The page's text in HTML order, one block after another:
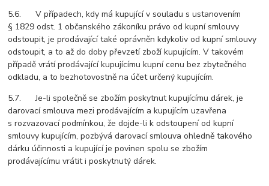
5.6. V případech, kdy má kupující v souladu s ustanovením
§ 1829 odst. 1 občanského zákoníku právo od kupní smlouvy
odstoupit, je prodávající také oprávněn kdykoliv od kupní smlouvy
odstoupit, a to až do doby převzetí zboží kupujícím. V takovém
případě vrátí prodávající kupujícímu kupní cenu bez zbytečného
odkladu, a to bezhotovostně na účet určený kupujícím.
5.7. Je-li společně se zbožím poskytnut kupujícímu dárek, je
darovací smlouva mezi prodávajícím a kupujícím uzavřena
s rozvazovací podmínkou, že dojde-li k odstoupení od kupní
smlouvy kupujícím, pozbývá darovací smlouva ohledně takového
dárku účinnosti a kupující je povinen spolu se zbožím
prodávajícímu vrátit i poskytnutý dárek.